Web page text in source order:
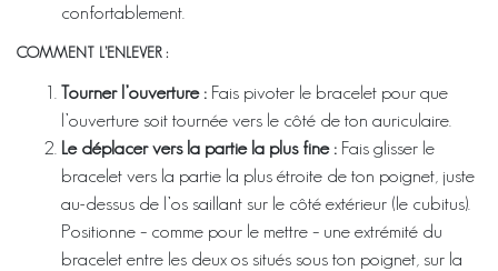
confortablement.
COMMENT L’ENLEVER :
Tourner l’ouverture : Fais pivoter le bracelet pour que
l’ouverture soit tournée vers le côté de ton auriculaire.
Le déplacer vers la partie la plus fine : Fais glisser le
bracelet vers la partie la plus étroite de ton poignet, juste
au-dessus de l’os saillant sur le côté extérieur (le cubitus).
Positionne – comme pour le mettre – une extrémité du
bracelet entre les deux os situés sous ton poignet, sur la